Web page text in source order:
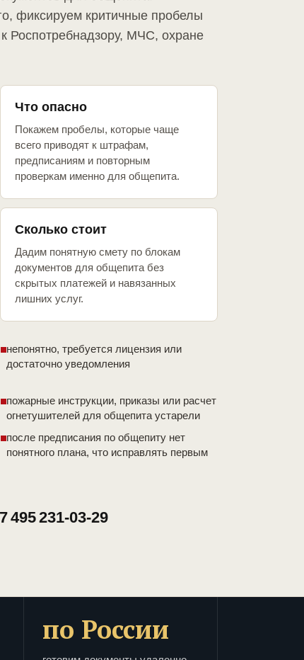
фиксируем критичные пробелы
Роспотребнадзору, МЧС, охране
Что опасно
Покажем пробелы, которые чаще
всего приводят к штрафам,
предписаниям и повторным
проверкам именно для общепита.
Сколько стоит
Дадим понятную смету по блокам
документов для общепита без
скрытых платежей и навязанных
лишних услуг.
непонятно, требуется лицензия или
достаточно уведомления
пожарные инструкции, приказы или расчет
огнетушителей для общепита устарели
после предписания по общепиту нет
понятного плана, что исправлять первым
495 231-03-29
по России